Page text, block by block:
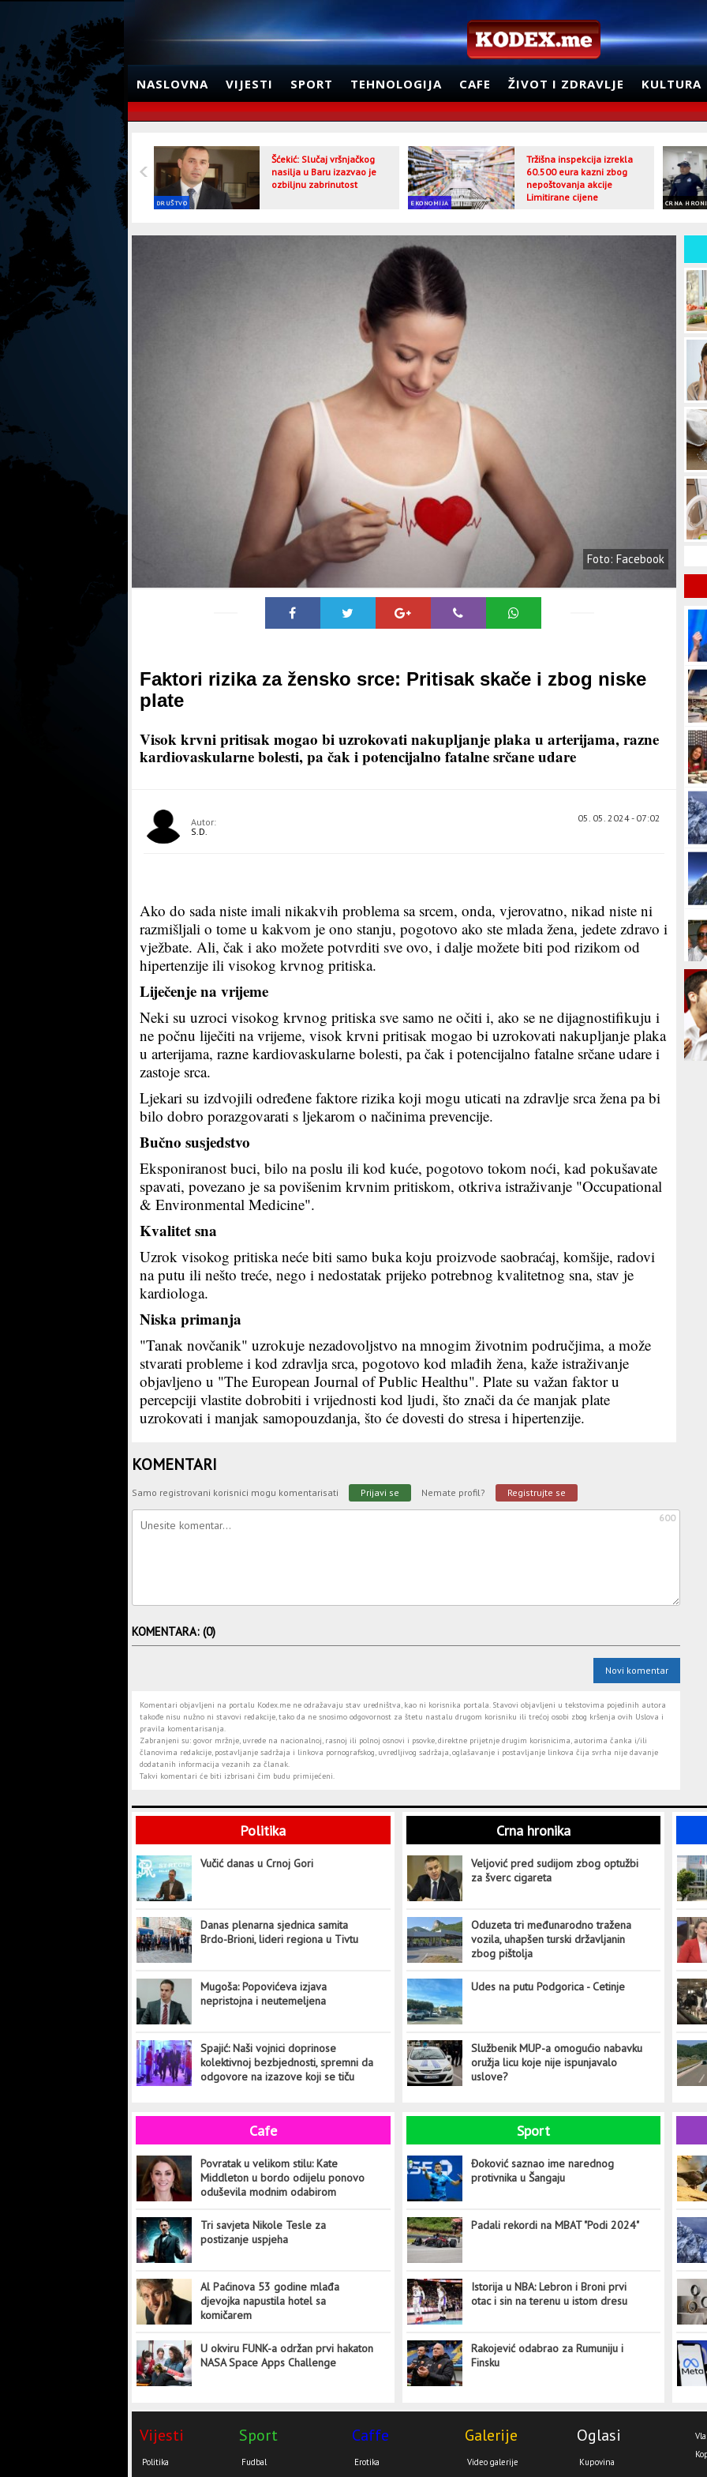
NASLOVNA VIJESTI SPORT TEHNOLOGIJA CAFE ŽIVOT I ZDRAVLJE KULTURA
DRUŠTVO
Šćekić: Slučaj vršnjačkog
nasilja u Baru izazvao je
ozbiljnu zabrinutost
EKONOMIJA
Tržišna inspekcija izrekla
60.500 eura kazni zbog
nepoštovanja akcije
Limitirane cijene
CRNA
Foto: Facebook
Faktori rizika za žensko srce: Pritisak skače i zbog niske
plate
Visok krvni pritisak mogao bi uzrokovati nakupljanje plaka u arterijama, razne
kardiovaskularne bolesti, pa čak i potencijalno fatalne srčane udare
05. 05. 2024 - 07:02
Autor:
S.D.
Ako do sada niste imali nikakvih problema sa srcem, onda, vjerovatno, nikad niste ni
razmišljali o tome u kakvom je ono stanju, pogotovo ako ste mlada žena, jedete zdravo i
vježbate. Ali, čak i ako možete potvrditi sve ovo, i dalje možete biti pod rizikom od
hipertenzije ili visokog krvnog pritiska.
Liječenje na vrijeme
Neki su uzroci visokog krvnog pritiska sve samo ne očiti i, ako se ne dijagnostifikuju i
ne počnu liječiti na vrijeme, visok krvni pritisak mogao bi uzrokovati nakupljanje plaka
u arterijama, razne kardiovaskularne bolesti, pa čak i potencijalno fatalne srčane udare i
zastoje srca.
Ljekari su izdvojili određene faktore rizika koji mogu uticati na zdravlje srca žena pa bi
bilo dobro porazgovarati s ljekarom o načinima prevencije.
Bučno susjedstvo
Eksponiranost buci, bilo na poslu ili kod kuće, pogotovo tokom noći, kad pokušavate
spavati, povezano je sa povišenim krvnim pritiskom, otkriva istraživanje "Occupational
& Environmental Medicine".
Kvalitet sna
Uzrok visokog pritiska neće biti samo buka koju proizvode saobraćaj, komšije, radovi
na putu ili nešto treće, nego i nedostatak prijeko potrebnog kvalitetnog sna, stav je
kardiologa.
Niska primanja
"Tanak novčanik" uzrokuje nezadovoljstvo na mnogim životnim područjima, a može
stvarati probleme i kod zdravlja srca, pogotovo kod mlađih žena, kaže istraživanje
objavljeno u "The European Journal of Public Healthu". Plate su važan faktor u
percepciji vlastite dobrobiti i vrijednosti kod ljudi, što znači da će manjak plate
uzrokovati i manjak samopouzdanja, što će dovesti do stresa i hipertenzije.
KOMENTARI
Samo registrovani korisnici mogu komentarisati Prijavi se Nemate profil? Registrujte se
600
KOMENTARA: (0)
Novi komentar
Komentari objavljeni na portalu Kodex.me ne odražavaju stav uredništva, kao ni korisnika portala. Stavovi objavljeni u tekstovima pojedinih autora
takođe nisu nužno ni stavovi redakcije, tako da ne snosimo odgovornost za štetu nastalu drugom korisniku ili trećoj osobi zbog kršenja ovih Uslova i
pravila komentarisanja.
Zabranjeni su: govor mržnje, uvrede na nacionalnoj, rasnoj ili polnoj osnovi i psovke, direktne prijetnje drugim korisnicima, autorima čanka i/ili
članovima redakcije, postavljanje sadržaja i linkova pornografskog, uvredljivog sadržaja, oglašavanje i postavljanje linkova čija svrha nije davanje
dodatanih informacija vezanih za članak.
Takvi komentari će biti izbrisani čim budu primijećeni.
Politika
Vučić danas u Crnoj Gori
Danas plenarna sjednica samita
Brdo-Brioni, lideri regiona u Tivtu
Mugoša: Popovićeva izjava
nepristojna i neutemeljena
Spajić: Naši vojnici doprinose
kolektivnoj bezbjednosti, spremni da
odgovore na izazove koji se tiču
Crna hronika
Veljović pred sudijom zbog optužbi
za šverc cigareta
Oduzeta tri međunarodno tražena
vozila, uhapšen turski državljanin
zbog pištolja
Udes na putu Podgorica - Cetinje
Službenik MUP-a omogućio nabavku
oružja licu koje nije ispunjavalo
uslove?
Cafe
Povratak u velikom stilu: Kate
Middleton u bordo odijelu ponovo
oduševila modnim odabirom
Tri savjeta Nikole Tesle za
postizanje uspjeha
Al Paćinova 53 godine mlađa
djevojka napustila hotel sa
komičarem
U okviru FUNK-a održan prvi hakaton
NASA Space Apps Challenge
Sport
Đoković saznao ime narednog
protivnika u Šangaju
Padali rekordi na MBAT "Podi 2024"
Istorija u NBA: Lebron i Broni prvi
otac i sin na terenu u istom dresu
Rakojević odabrao za Rumuniju i
Finsku
Vijesti
Politika
Sport
Fudbal
Caffe
Erotika
Galerije
Video galerije
Oglasi
Kupovina